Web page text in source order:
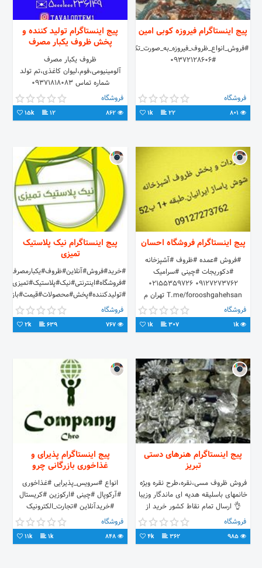
پیج اینستاگرام فیروزه کوبی امین
#فروش_انواع_ظروف_فیروزه_به_صورت_تک_و_عمده
#09372128606
فروشگاه
22
1k
پیج اینستاگرام تولید کننده و
پخش ظروف یکبار مصرف
ظروف یکبار مصرف
آلومینیومی،فوم،لیوان کاغذی،تم تولد
شماره تماس ۰۹۳۷۱۸۱۸۰۸۳
۰۹۳۸۴۷۳۱۴۵۸ سامانه پیامکی
۵۰۰۰۱۰۰۰۲۳۶۱۴۹ «این پیج توسط
ادمین اداره میگردد»
فروشگاه
12
15k
پیج اینستاگرام فروشگاه احسان
#فروش #عمده #ظروف #آشپزخانه
#دکوریجات #چینی #سرامیک
09127273762 02155359726
T.me/forooshgahehsan تهران م
شوش خ صابونیان پاساژایرانیان ط مثبت
یک پ52
فروشگاه
1k
307
1k
پیج اینستاگرام نیک پلاستیک
تمیزی
فروشگاه
639
2k
پیج اینستاگرام هنرهای دستی
تبریز
فروش ظروف مسی،نقره،طرح نقره ویژه
خانمهای باسلیقه هدیه ای ماندگار وزیبا
👌 ارسال تمام نقاط کشور خرید از
اپلیکیشن تبریز ایران پیغام به دایرکت
09146949407
فروشگاه
362
4k
پیج اینستاگرام پذیرای و
غذاخوری بازرگانی چرو
انواع #سرویس_پذیرایی #غذاخوری
#آرکوپال #چینی #ارکوزین #کریستال
#خریدآنلاین #تجارت_الکترونیک
#companychro
#شرکت_بازرگانی_تجاری_چرو 0918-212-
2888
فروشگاه
1k
11k